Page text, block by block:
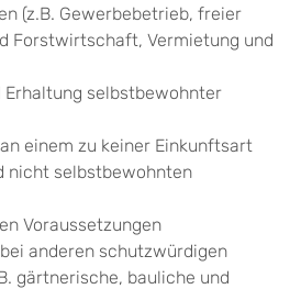
(z.B. Gewerbebetrieb, freier
Forstwirtschaft, Vermietung und
Erhaltung selbstbewohnter
einem zu keiner Einkunftsart
nicht selbstbewohnten
Voraussetzungen
anderen schutzwürdigen
gärtnerische, bauliche und